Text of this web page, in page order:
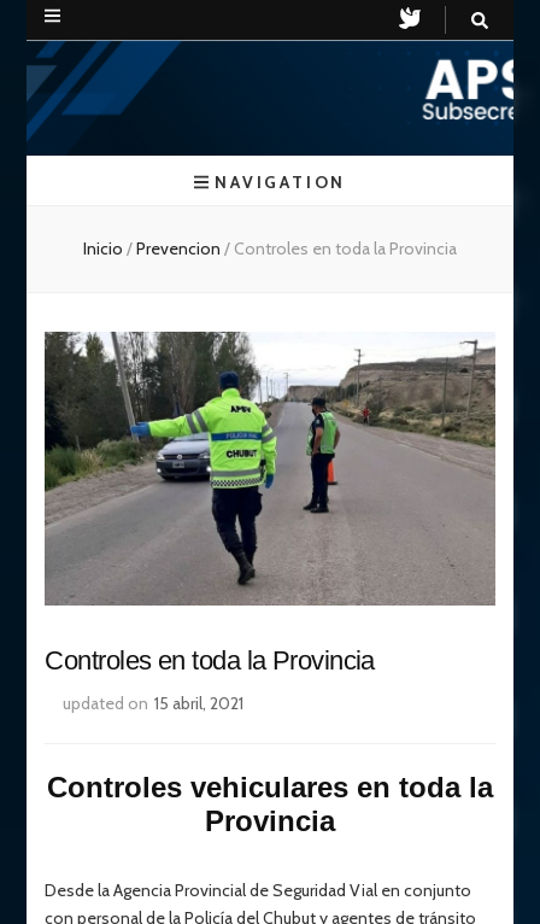
APSV
Chubut
Subsecretaria de Seguridad Vial
NAVIGATION
Inicio /Prevencion / Controles en toda la Provincia
Controles en toda la Provincia
updated on 15 abril, 2021
Controles vehiculares en toda la
Provincia
Desde la Agencia Provincial de Seguridad Vial en conjunto
con personal de la Policía del Chubut y agentes de tránsito